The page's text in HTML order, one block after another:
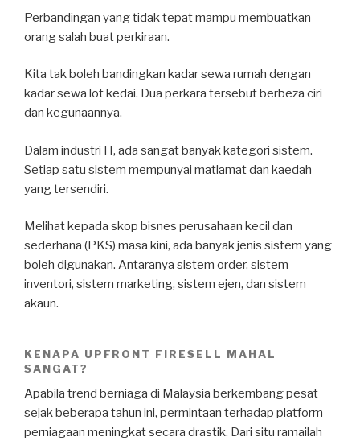
Perbandingan yang tidak tepat mampu membuatkan
orang salah buat perkiraan.
Kita tak boleh bandingkan kadar sewa rumah dengan
kadar sewa lot kedai. Dua perkara tersebut berbeza ciri
dan kegunaannya.
Dalam industri IT, ada sangat banyak kategori sistem.
Setiap satu sistem mempunyai matlamat dan kaedah
yang tersendiri.
Melihat kepada skop bisnes perusahaan kecil dan
sederhana (PKS) masa kini, ada banyak jenis sistem yang
boleh digunakan. Antaranya sistem order, sistem
inventori, sistem marketing, sistem ejen, dan sistem
akaun.
KENAPA UPFRONT FIRESELL MAHAL
SANGAT?
Apabila trend berniaga di Malaysia berkembang pesat
sejak beberapa tahun ini, permintaan terhadap platform
perniagaan meningkat secara drastik. Dari situ ramailah